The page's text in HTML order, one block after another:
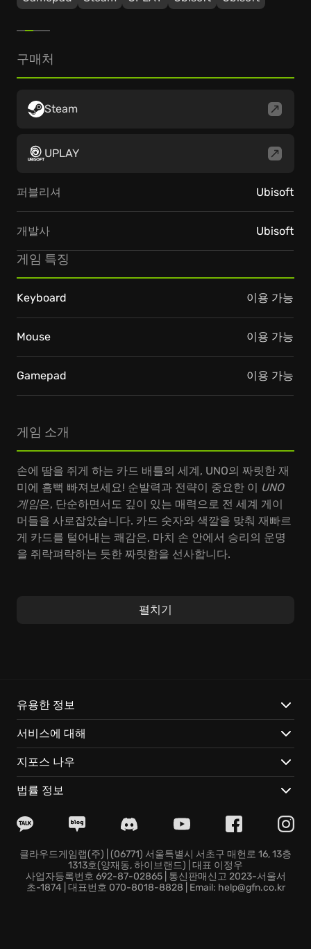
게임 소개
손에 땀을 쥐게 하는 카드 배틀의 세계, UNO의 짜릿한 재
미에 흠뻑 빠져보세요! 순발력과 전략이 중요한 이 UNO
게임은, 단순하면서도 깊이 있는 매력으로 전 세계 게이
머들을 사로잡았습니다. 카드 숫자와 색깔을 맞춰 재빠르
게 카드를 털어내는 쾌감은, 마치 손 안에서 승리의 운명
을 쥐락펴락하는 듯한 짜릿함을 선사합니다.
전입니다. 다음 차례 플레이어에게 카드를 더 쥐게 하는
UNO의 매력적인 특징은 다음과 같습니다:
스릴 넘치는 역전 드라마
는 긴장감 넘치는 순간들이 당신을 기다립니다.
다양한 전략
: 단순한 규칙 속에 숨겨진 심오한 전략들을
클라우드 게이밍 지원 : 언제 어디서든 친구들과 함께
UNO
지금 바로UNO에 접속하여, 당신의 숨겨진 전략적 재능
을 마음껏 펼쳐보세요! 짜릿한 승리의 순간은 당신의 것
입니다.
펼치기
구매처
Steam
UPLAY
퍼블리셔 Ubisoft
개발사 Ubisoft
게임 특징
Keyboard 이용 가능
Mouse 이용 가능
Gamepad 이용 가능
유용한 정보
서비스에 대해
지포스 나우
법률 정보
클라우드게임랩(주) | (06771) 서울특별시 서초구 매헌로 16, 13층
1313호(양재동, 하이브랜드) | 대표 이정우
사업자등록번호 692-87-02865 | 통신판매신고 2023-서울서
초-1874 | 대표번호 070-8018-8828 | Email: help@gfn.co.kr